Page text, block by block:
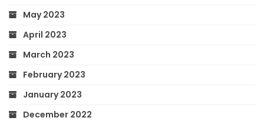
May 2023
April 2023
March 2023
February 2023
January 2023
December 2022